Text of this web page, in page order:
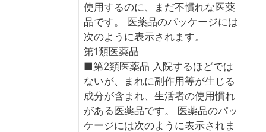
使用するのに、まだ不慣れな医薬
品です。 医薬品のパッケージには
次のように表示されます。
第1類医薬品
■第2類医薬品 入院するほどでは
ないが、まれに副作用等が生じる
成分が含まれ、生活者の使用慣れ
がある医薬品です。 医薬品のパッ
ケージには次のように表示されま